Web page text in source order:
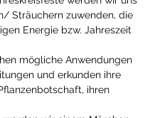
Sträuchern zuwenden, die
Energie bzw. Jahreszeit
mögliche Anwendungen
und erkunden ihre
ihren